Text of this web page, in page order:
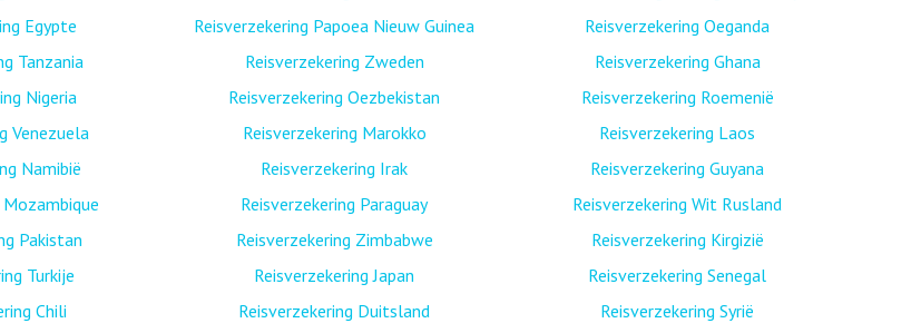
Egypte
Tanzania
Nigeria
Venezuela
Namibië
Pakistan
Turkije
Chili
Reisverzekering Papoea Nieuw Guinea
Reisverzekering Zweden
Reisverzekering Oezbekistan
Reisverzekering Marokko
Reisverzekering Irak
Reisverzekering Paraguay
Reisverzekering Zimbabwe
Reisverzekering Japan
Reisverzekering Duitsland
Reisverzekering Oeganda
Reisverzekering Ghana
Reisverzekering Roemenië
Reisverzekering Laos
Reisverzekering Guyana
Reisverzekering Wit Rusland
Reisverzekering Kirgizië
Reisverzekering Senegal
Reisverzekering Syrië